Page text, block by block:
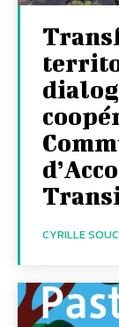
CYRILLE